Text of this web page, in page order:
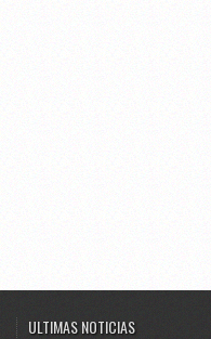
ULTIMAS NOTICIAS